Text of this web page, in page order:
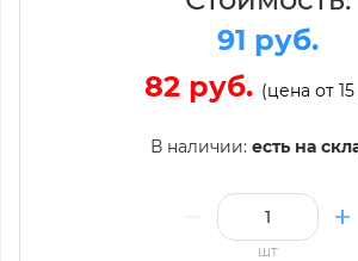
91 руб.
82 руб. (цена от
В наличии: есть на
шт